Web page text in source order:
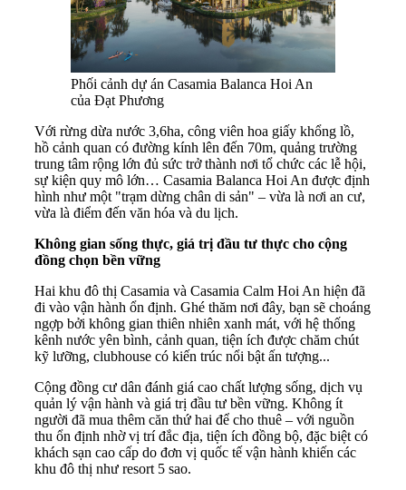
Phối cảnh dự án Casamia Balanca Hoi An
của Đạt Phương
Với rừng dừa nước 3,6ha, công viên hoa giấy khổng lồ,
hồ cảnh quan có đường kính lên đến 70m, quảng trường
trung tâm rộng lớn đủ sức trở thành nơi tổ chức các lễ hội,
sự kiện quy mô lớn… Casamia Balanca Hoi An được định
hình như một "trạm dừng chân di sản" – vừa là nơi an cư,
vừa là điểm đến văn hóa và du lịch.
Không gian sống thực, giá trị đầu tư thực cho cộng
đồng chọn bền vững
Hai khu đô thị Casamia và Casamia Calm Hoi An hiện đã
đi vào vận hành ổn định. Ghé thăm nơi đây, bạn sẽ choáng
ngợp bởi không gian thiên nhiên xanh mát, với hệ thống
kênh nước yên bình, cảnh quan, tiện ích được chăm chút
kỹ lưỡng, clubhouse có kiến trúc nổi bật ấn tượng...
Cộng đồng cư dân đánh giá cao chất lượng sống, dịch vụ
quản lý vận hành và giá trị đầu tư bền vững. Không ít
người đã mua thêm căn thứ hai để cho thuê – với nguồn
thu ổn định nhờ vị trí đắc địa, tiện ích đồng bộ, đặc biệt có
khách sạn cao cấp do đơn vị quốc tế vận hành khiến các
khu đô thị như resort 5 sao.